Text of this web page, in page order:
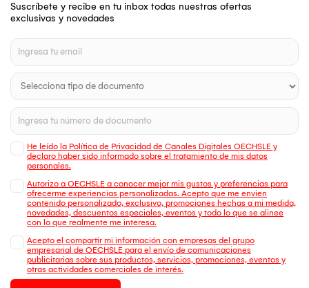
Suscríbete y recibe en tu inbox todas nuestras ofertas
exclusivas y novedades
He leído la Política de Privacidad de Canales Digitales OECHSLE y
declaro haber sido informado sobre el tratamiento de mis datos
personales.
Autorizo a OECHSLE a conocer mejor mis gustos y preferencias para
ofrecerme experiencias personalizadas. Acepto que me envien
contenido personalizado, exclusivo, promociones hechas a mi medida,
novedades, descuentos especiales, eventos y todo lo que se alinee
con lo que realmente me interesa.
Acepto el compartir mi información con empresas del grupo
empresarial de OECHSLE para el envío de comunicaciones
publicitarias sobre sus productos, servicios, promociones, eventos y
otras actividades comerciales de interés.